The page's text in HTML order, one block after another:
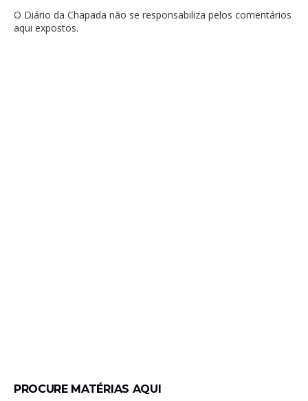
O Diário da Chapada não se responsabiliza pelos comentários
aqui expostos.
PROCURE MATÉRIAS AQUI